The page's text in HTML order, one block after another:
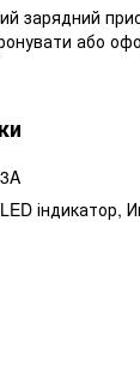
зарядний
або
3A
LED індикатор,